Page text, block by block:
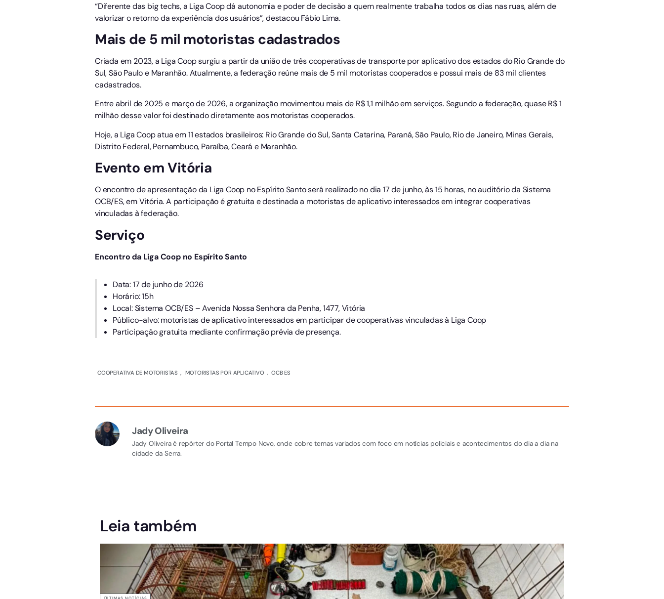
“Diferente das big techs, a Liga Coop dá autonomia e poder de decisão a quem realmente trabalha todos os dias nas ruas, além de
valorizar o retorno da experiência dos usuários”, destacou Fábio Lima.
Mais de 5 mil motoristas cadastrados
Criada em 2023, a Liga Coop surgiu a partir da união de três cooperativas de transporte por aplicativo dos estados do Rio Grande do
Sul, São Paulo e Maranhão. Atualmente, a federação reúne mais de 5 mil motoristas cooperados e possui mais de 83 mil clientes
cadastrados.
Entre abril de 2025 e março de 2026, a organização movimentou mais de R$ 1,1 milhão em serviços. Segundo a federação, quase R$ 1
milhão desse valor foi destinado diretamente aos motoristas cooperados.
Hoje, a Liga Coop atua em 11 estados brasileiros: Rio Grande do Sul, Santa Catarina, Paraná, São Paulo, Rio de Janeiro, Minas Gerais,
Distrito Federal, Pernambuco, Paraíba, Ceará e Maranhão.
Evento em Vitória
O encontro de apresentação da Liga Coop no Espírito Santo será realizado no dia 17 de junho, às 15 horas, no auditório da Sistema
OCB/ES, em Vitória. A participação é gratuita e destinada a motoristas de aplicativo interessados em integrar cooperativas
vinculadas à federação.
Serviço
Encontro da Liga Coop no Espírito Santo
Data: 17 de junho de 2026
Horário: 15h
Local: Sistema OCB/ES – Avenida Nossa Senhora da Penha, 1477, Vitória
Público-alvo: motoristas de aplicativo interessados em participar de cooperativas vinculadas à Liga Coop
Participação gratuita mediante confirmação prévia de presença.
COOPERATIVA DE MOTORISTAS , MOTORISTAS POR APLICATIVO , OCB ES
Jady Oliveira
Jady Oliveira é repórter do Portal Tempo Novo, onde cobre temas variados com foco em notícias policiais e acontecimentos do dia a dia na
cidade da Serra.
Leia também